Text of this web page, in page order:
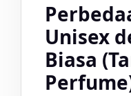
Unisex
Biasa